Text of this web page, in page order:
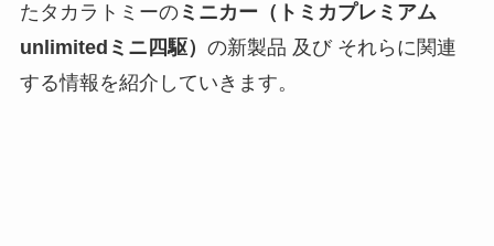
たタカラトミーのミニカー（トミカプレミアム
unlimitedミニ四駆） の新製品 及び それらに関連
する情報を紹介していきます。